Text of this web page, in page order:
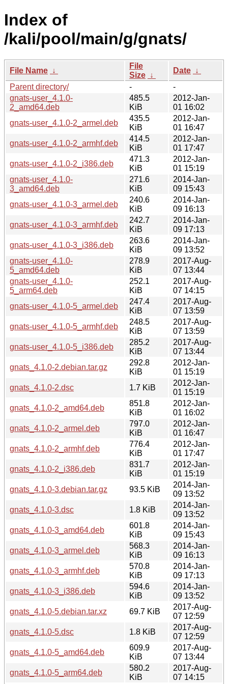
Index of
/kali/pool/main/g/gnats/
File Name ↓
File
Size ↓
Date ↓
Parent directory/
-
-
gnats-user_4.1.0-
2_amd64.deb
485.5
KiB
2012-Jan-
01 16:02
gnats-user_4.1.0-2_armel.deb
435.5
KiB
2012-Jan-
01 16:47
gnats-user_4.1.0-2_armhf.deb
414.5
KiB
2012-Jan-
01 17:47
gnats-user_4.1.0-2_i386.deb
471.3
KiB
2012-Jan-
01 15:19
gnats-user_4.1.0-
3_amd64.deb
271.6
KiB
2014-Jan-
09 15:43
gnats-user_4.1.0-3_armel.deb
240.6
KiB
2014-Jan-
09 16:13
gnats-user_4.1.0-3_armhf.deb
242.7
KiB
2014-Jan-
09 17:13
gnats-user_4.1.0-3_i386.deb
263.6
KiB
2014-Jan-
09 13:52
gnats-user_4.1.0-
5_amd64.deb
278.9
KiB
2017-Aug-
07 13:44
gnats-user_4.1.0-
5_arm64.deb
252.1
KiB
2017-Aug-
07 14:15
gnats-user_4.1.0-5_armel.deb
247.4
KiB
2017-Aug-
07 13:59
gnats-user_4.1.0-5_armhf.deb
248.5
KiB
2017-Aug-
07 13:59
gnats-user_4.1.0-5_i386.deb
285.2
KiB
2017-Aug-
07 13:44
gnats_4.1.0-2.debian.tar.gz
292.8
KiB
2012-Jan-
01 15:19
gnats_4.1.0-2.dsc
1.7 KiB
2012-Jan-
01 15:19
gnats_4.1.0-2_amd64.deb
851.8
KiB
2012-Jan-
01 16:02
gnats_4.1.0-2_armel.deb
797.0
KiB
2012-Jan-
01 16:47
gnats_4.1.0-2_armhf.deb
776.4
KiB
2012-Jan-
01 17:47
gnats_4.1.0-2_i386.deb
831.7
KiB
2012-Jan-
01 15:19
gnats_4.1.0-3.debian.tar.gz
93.5 KiB
2014-Jan-
09 13:52
gnats_4.1.0-3.dsc
1.8 KiB
2014-Jan-
09 13:52
gnats_4.1.0-3_amd64.deb
601.8
KiB
2014-Jan-
09 15:43
gnats_4.1.0-3_armel.deb
568.3
KiB
2014-Jan-
09 16:13
gnats_4.1.0-3_armhf.deb
570.8
KiB
2014-Jan-
09 17:13
gnats_4.1.0-3_i386.deb
594.6
KiB
2014-Jan-
09 13:52
gnats_4.1.0-5.debian.tar.xz
69.7 KiB
2017-Aug-
07 12:59
gnats_4.1.0-5.dsc
1.8 KiB
2017-Aug-
07 12:59
gnats_4.1.0-5_amd64.deb
609.9
KiB
2017-Aug-
07 13:44
gnats_4.1.0-5_arm64.deb
580.2
KiB
2017-Aug-
07 14:15